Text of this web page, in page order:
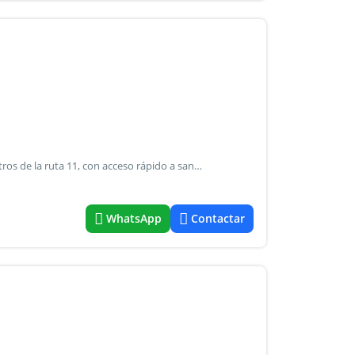
¡Casa en venta en capitán bermúdez! Ubicada a pocos metros de la ruta 11, con acceso rápido a san lorenzo, granadero baigorria y a solo 20 minutos de rosario. Entorno residencial tranquilo, con fácil acceso a los principales puntos del cordón industrial, cercano a escuelas, espacios verdes y el club náutico. La propiedad se distribuye en ambientes luminosos: jardín delantero y cochera en el ingreso.Cocina-comedor integrada.Living.Lavadero.Galeríapasillo distribuidor hacia: 1º dormitorio.Baño completo.2º dormitorio. Una excelente opción para familias que buscan comodidad y buena conexión con la ciudad, sin resignar tranquilidad.
WhatsApp Contactar